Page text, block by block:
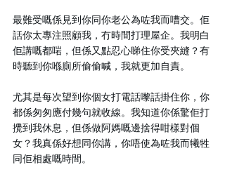
最難受嘅係見到你同你老公為咗我而嘈交。佢
話你太專注照顧我，冇時間打理屋企。我明白
佢講嘅都啱，但係又點忍心睇住你受夾縫？有
時聽到你喺廁所偷偷喊，我就更加自責。
尤其是每次望到你個女打電話嚟話掛住你，你
都係匆匆應付幾句就收線。我知道你係驚佢打
攪到我休息，但係做阿媽嘅邊捨得咁樣對個
女？我真係好想同你講，你唔使為咗我而犧牲
同佢相處嘅時間。